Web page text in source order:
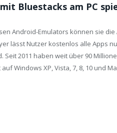
Bluestacks am PC
Android-Emulators können sie die
lässt Nutzer kostenlos alle Apps
Seit 2011 haben weit über 90
Windows XP, Vista, 7, 8, 10 und